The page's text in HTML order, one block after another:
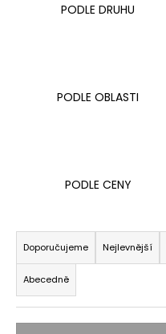
PODLE DRUHU
PODLE OBLASTI
PODLE CENY
Ř
a
z
e
n
Doporučujeme Nejlevnější
Abecedně
D
o
p
o
r
u